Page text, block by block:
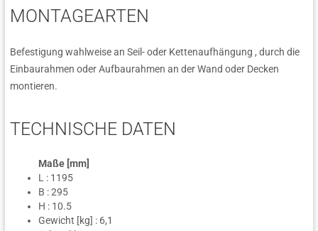
MONTAGEARTEN
Befestigung wahlweise an Seil- oder Kettenaufhängung , durch die
Einbaurahmen oder Aufbaurahmen an der Wand oder Decken
montieren.
TECHNISCHE DATEN
Maße [mm]
L : 1195
B : 295
H : 10.5
Gewicht [kg] : 6,1